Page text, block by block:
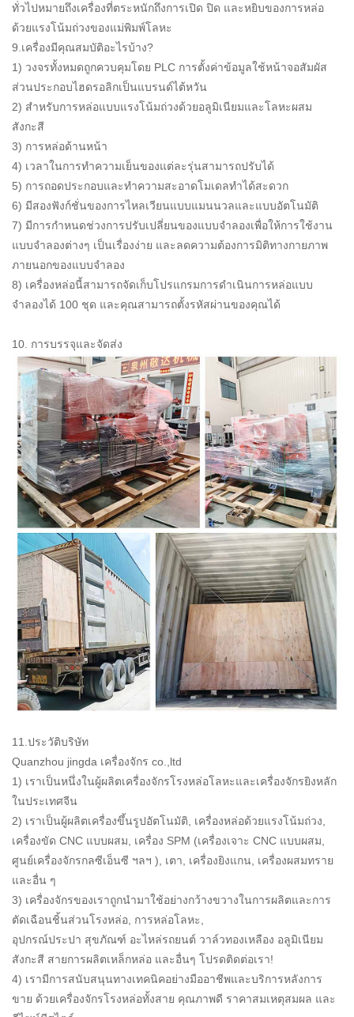
ทั่วไปหมายถึงเครื่องที่ตระหนักถึงการเปิด ปิด และหยิบของการหล่อ
ด้วยแรงโน้มถ่วงของแม่พิมพ์โลหะ
9.เครื่องมีคุณสมบัติอะไรบ้าง?
1) วงจรทั้งหมดถูกควบคุมโดย PLC การตั้งค่าข้อมูลใช้หน้าจอสัมผัส
ส่วนประกอบไฮดรอลิกเป็นแบรนด์ไต้หวัน
2) สำหรับการหล่อแบบแรงโน้มถ่วงด้วยอลูมิเนียมและโลหะผสม
สังกะสี
3) การหล่อด้านหน้า
4) เวลาในการทำความเย็นของแต่ละรุ่นสามารถปรับได้
5) การถอดประกอบและทำความสะอาดโมเดลทำได้สะดวก
6) มีสองฟังก์ชั่นของการไหลเวียนแบบแมนนวลและแบบอัตโนมัติ
7) มีการกำหนดช่วงการปรับเปลี่ยนของแบบจำลองเพื่อให้การใช้งาน
แบบจำลองต่างๆ เป็นเรื่องง่าย และลดความต้องการมิติทางกายภาพ
ภายนอกของแบบจำลอง
8) เครื่องหล่อนี้สามารถจัดเก็บโปรแกรมการดำเนินการหล่อแบบ
จำลองได้ 100 ชุด และคุณสามารถตั้งรหัสผ่านของคุณได้
10. การบรรจุและจัดส่ง
11.ประวัติบริษัท
Quanzhou jingda เครื่องจักร co.,ltd
1) เราเป็นหนึ่งในผู้ผลิตเครื่องจักรโรงหล่อโลหะและเครื่องจักรยิงหลัก
ในประเทศจีน
2) เราเป็นผู้ผลิตเครื่องขึ้นรูปอัตโนมัติ, เครื่องหล่อด้วยแรงโน้มถ่วง,
เครื่องขัด CNC แบบผสม, เครื่อง SPM (เครื่องเจาะ CNC แบบผสม,
ศูนย์เครื่องจักรกลซีเอ็นซี ฯลฯ ), เตา, เครื่องยิงแกน, เครื่องผสมทราย
และอื่น ๆ
3) เครื่องจักรของเราถูกนำมาใช้อย่างกว้างขวางในการผลิตและการ
ตัดเฉือนชิ้นส่วนโรงหล่อ, การหล่อโลหะ,
อุปกรณ์ประปา สุขภัณฑ์ อะไหล่รถยนต์ วาล์วทองเหลือง อลูมิเนียม
สังกะสี สายการผลิตเหล็กหล่อ และอื่นๆ โปรดติดต่อเรา!
4) เรามีการสนับสนุนทางเทคนิคอย่างมืออาชีพและบริการหลังการ
ขาย ด้วยเครื่องจักรโรงหล่อทั้งสาย คุณภาพดี ราคาสมเหตุสมผล และ